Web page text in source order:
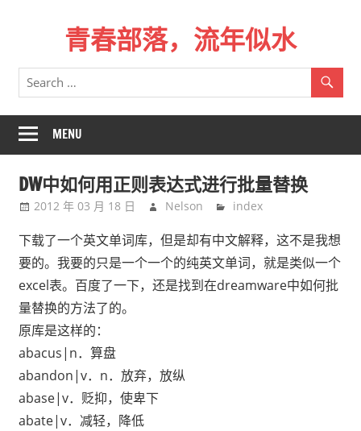
青春部落，流年似水
青
春
一
场
行，
总
记
不
来
时
的
路。
MENU
DW中如何用正则表达式进行批量替换
2012 年 03 月 18 日 Nelson index
下载了一个英文单词库，但是却有中文解释，这不是我想
要的。我要的只是一个一个的纯英文单词，就是类似一个
excel表。百度了一下，还是找到在dreamware中如何批
量替换的方法了的。
原库是这样的：
abacus|n．算盘
abandon|v．n．放弃，放纵
abase|v．贬抑，使卑下
abate|v．减轻，降低